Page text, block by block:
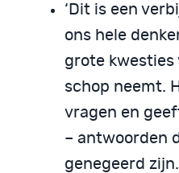
‘Dit is een
ons hele
grote kwesties
schop neemt.
vragen en
– antwoorden
genegeerd